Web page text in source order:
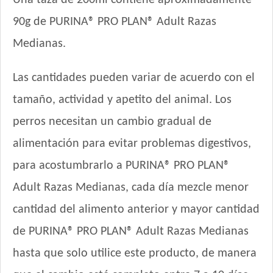
Royal Canin Perro Care Dermacomfort Medium
Royal Canin Perro Maxi Adulto
Royal Canin Perro Medium Adulto
Royal Canin Perro Raza Boxer Adult
Royal Canin Perro Veterinary Anallergenic Canine
Royal Canin Perro Veterinary Cardiac Canine
Royal Canin Perro Veterinary Diabetic Canine
Moderate Calorie
Royal Canin Perro Veterinary Gastrointestinal Low Fat
90g de PURINA® PRO PLAN® Adult Razas
Medianas.
Las cantidades pueden variar de acuerdo con el
tamaño, actividad y apetito del animal. Los
perros necesitan un cambio gradual de
alimentación para evitar problemas digestivos,
para acostumbrarlo a PURINA® PRO PLAN®
Adult Razas Medianas, cada día mezcle menor
cantidad del alimento anterior y mayor cantidad
de PURINA® PRO PLAN® Adult Razas Medianas
hasta que solo utilice este producto, de manera